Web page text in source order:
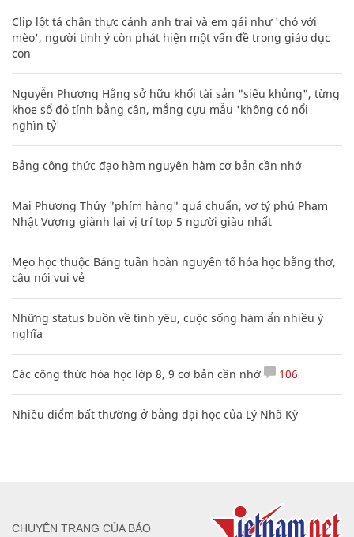
Clip lột tả chân thực cảnh anh trai và em gái như 'chó với
mèo', người tinh ý còn phát hiện một vấn đề trong giáo dục
con
Nguyễn Phương Hằng sở hữu khối tài sản "siêu khủng", từng
khoe sổ đỏ tính bằng cân, mắng cựu mẫu 'không có nổi
nghìn tỷ'
Bảng công thức đạo hàm nguyên hàm cơ bản cần nhớ
Mai Phương Thúy "phím hàng" quá chuẩn, vợ tỷ phú Phạm
Nhật Vượng giành lại vị trí top 5 người giàu nhất
Mẹo học thuộc Bảng tuần hoàn nguyên tố hóa học bằng thơ,
câu nói vui vẻ
Những status buồn về tình yêu, cuộc sống hàm ẩn nhiều ý
nghĩa
Các công thức hóa học lớp 8, 9 cơ bản cần nhớ 106
Nhiều điểm bất thường ở bằng đại học của Lý Nhã Kỳ
CHUYÊN TRANG CỦA BÁO